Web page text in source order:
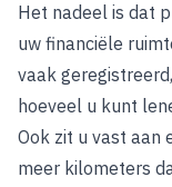
Het nadeel is dat
uw financiële
vaak
hoeveel u kunt
Ook zit u vast aan
meer kilometers